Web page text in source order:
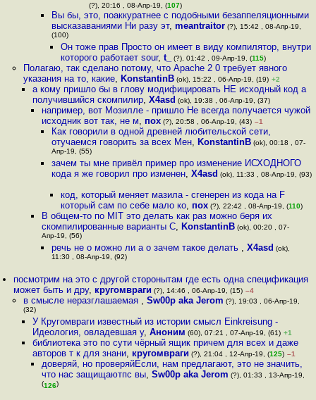
(?), 20:16 , 08-Апр-19, (107)
Вы бы, это, поаккуратнее с подобными безаппеляционными
высказаваниями Ни разу эт, meantraitor(?), 15:42 , 08-Апр-19,
(100)
Он тоже прав Просто он имеет в виду компилятор, внутри
которого работает sour, t_ (?), 01:42 , 09-Апр-19, (115)
Полагаю, так сделано потому, что Apache 2 0 требует явного
указания на то, какие, KonstantinB(ok), 15:22 , 06-Апр-19, (19) +2
а кому пришло бы в глову модифицировать НЕ исходный код а
получившийся скомпилир, X4asd (ok), 19:38 , 06-Апр-19, (37)
например, вот Мозилле - пришло Не всегда получается чужой
исходник вот так, не м, пох (?), 20:58 , 06-Апр-19, (43) –1
Как говорили в одной древней любительской сети,
отучаемся говорить за всех Мен, KonstantinB(ok), 00:18 , 07-
Апр-19, (55)
зачем ты мне привёл пример про изменение ИСХОДНОГО
кода я же говорил про изменен, X4asd (ok), 11:33 , 08-Апр-19, (93)
код, который меняет мазила - сгенерен из кода на F
который сам по себе мало ко, пох(?), 22:42 , 08-Апр-19, (110)
В общем-то по MIT это делать как раз можно беря их
скомпилированные варианты С, KonstantinB (ok), 00:20 , 07-
Апр-19, (56)
речь не о можно ли а о зачем такое делать , X4asd (ok),
11:30 , 08-Апр-19, (92)
посмотрим на это с другой сторонытам где есть одна спецификация
может быть и дру, кругомвраги (?), 14:46 , 06-Апр-19, (15) –4
в смысле неразглашаемая , Sw00p aka Jerom (?), 19:03 , 06-Апр-19,
(32)
У Кругомвраги известный из истории смысл Einkreisung -
Идеология, овладевшая у, Аноним (60), 07:21 , 07-Апр-19, (61) +1
библиотека это по сути чёрный ящик причем для всех и даже
авторов т к для знани, кругомвраги (?), 21:04 , 12-Апр-19, (125) –1
доверяй, но проверяйЕсли, нам предлагают, это не значить,
что нас защищаютпс вы,Sw00p aka Jerom (?), 01:33 , 13-Апр-19,
(126)